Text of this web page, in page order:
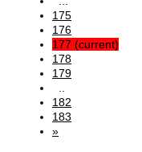
175
176
177 (current)
178
179
182
183
»